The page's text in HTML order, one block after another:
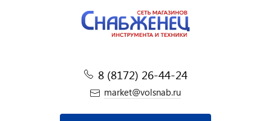
8 (8172) 26-44-24
market@volsnab.ru